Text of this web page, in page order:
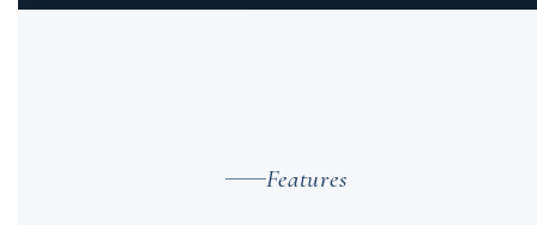
Features